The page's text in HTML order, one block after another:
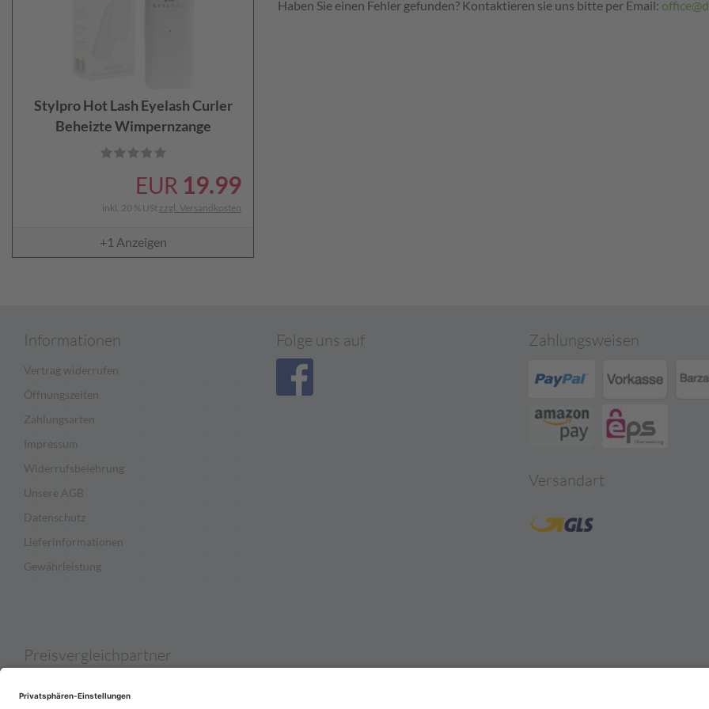
Stylpro Hot Lash Eyelash Curler
Beheizte Wimpernzange
EUR 19.99
inkl. 20 % USt zzgl. Versandkosten
+1 Anzeigen
Haben Sie einen Fehler gefunden? Kontaktieren sie uns bitte per Email:
Informationen
Vertrag widerrufen
Öffnungszeiten
Zahlungsarten
Impressum
Widerrufsbelehrung
Unsere AGB
Datenschutz
Lieferinformationen
Gewährleistung
Folge uns auf Zahlungsweisen
Versandart
Preisvergleichpartner